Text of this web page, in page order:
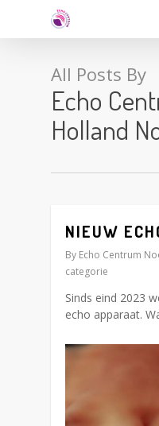
main
All Posts By
Echo
Holland
NIEUW
By Echo Centrum
categorie
Sinds eind 2023
echo apparaat.
0